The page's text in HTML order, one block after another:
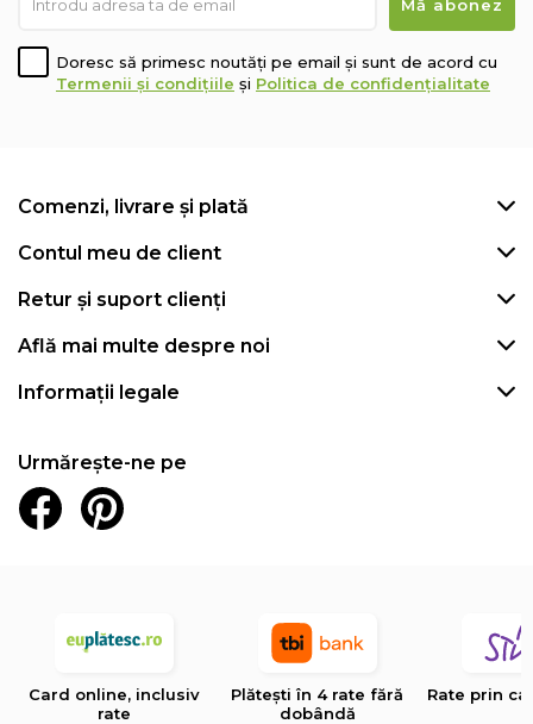
Doresc să primesc noutăți pe email și sunt de acord cu
Termenii și condițiile și Politica de confidențialitate
Comenzi, livrare și plată
Contul meu de client
Retur și suport clienți
Află mai multe despre noi
Informații legale
Urmărește-ne pe
Card online, inclusiv
rate
Plătești în 4 rate fără
dobândă
Rate prin